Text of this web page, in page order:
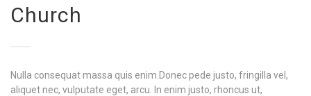
Church
Nulla consequat massa quis enim.Donec pede justo, fringilla vel,
aliquet nec, vulputate eget, arcu. In enim justo, rhoncus ut,